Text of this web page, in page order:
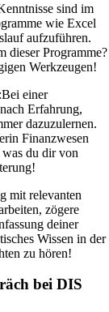
sind im
wie Excel
aufzuführen.
dieser Programme?
Werkzeugen!
Bei einer
Erfahrung,
dazuzulernen.
Finanzwesen
du dir von
mit relevanten
zögere
deiner
Wissen in der
zu hören!
bei DIS